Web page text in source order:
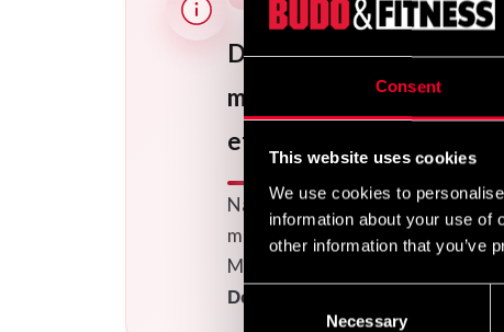
Consent
This website uses cookies
We use cookies to
information about your use of
other information that you’ve
Consent
Necessary
Dette er et
mellem 13. juli og 10.
efter 10. august.
Når din ordre er lagt, vil den
modtaget. Du kan se den
Mine Ordrer. Bemærk, at
Den nuværende ventetid for